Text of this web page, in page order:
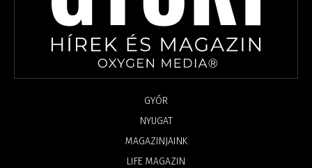
GYŐR
NYUGAT
MAGAZINJAINK
LIFE MAGAZIN